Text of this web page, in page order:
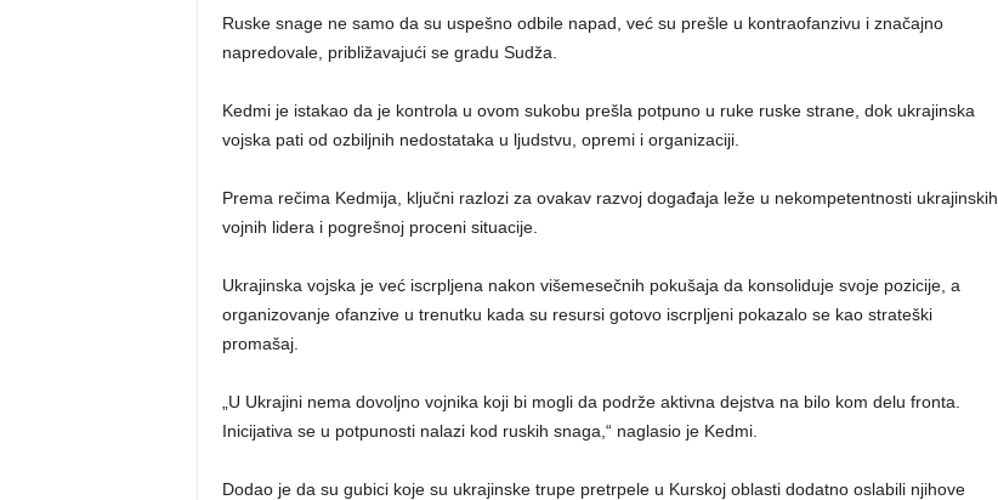
Ruske snage ne samo da su uspešno odbile napad, već su prešle u kontraofanzivu i značajno
napredovale, približavajući se gradu Sudža.
Kedmi je istakao da je kontrola u ovom sukobu prešla potpuno u ruke ruske strane, dok ukrajinska
vojska pati od ozbiljnih nedostataka u ljudstvu, opremi i organizaciji.
Prema rečima Kedmija, ključni razlozi za ovakav razvoj događaja leže u nekompetentnosti ukrajinskih
vojnih lidera i pogrešnoj proceni situacije.
Ukrajinska vojska je već iscrpljena nakon višemesečnih pokušaja da konsoliduje svoje pozicije, a
organizovanje ofanzive u trenutku kada su resursi gotovo iscrpljeni pokazalo se kao strateški
promašaj.
„U Ukrajini nema dovoljno vojnika koji bi mogli da podrže aktivna dejstva na bilo kom delu fronta.
Inicijativa se u potpunosti nalazi kod ruskih snaga,“ naglasio je Kedmi.
Dodao je da su gubici koje su ukrajinske trupe pretrpele u Kurskoj oblasti dodatno oslabili njihove